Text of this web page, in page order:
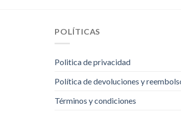
POLÍTICAS
Politica de privacidad
Política de devoluciones y
Términos y condiciones